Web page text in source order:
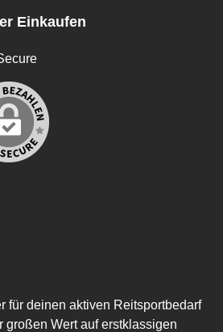
Einkaufen
für deinen aktiven Reitsportbedarf
Wert auf erstklassigen